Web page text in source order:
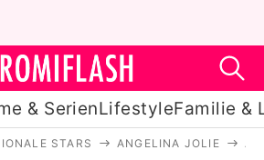
& SerienLifestyleFamilie &
STARS ANGELINA JOLIE